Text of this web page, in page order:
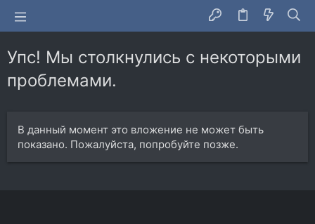
Упс! Мы столкнулись с некоторыми
проблемами.
В данный момент это вложение не может быть
показано. Пожалуйста, попробуйте позже.